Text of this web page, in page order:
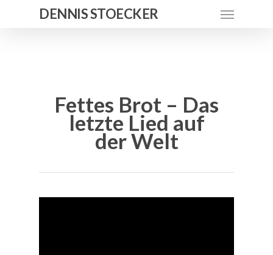
DENNIS STOECKER
Fettes Brot – Das
letzte Lied auf
der Welt